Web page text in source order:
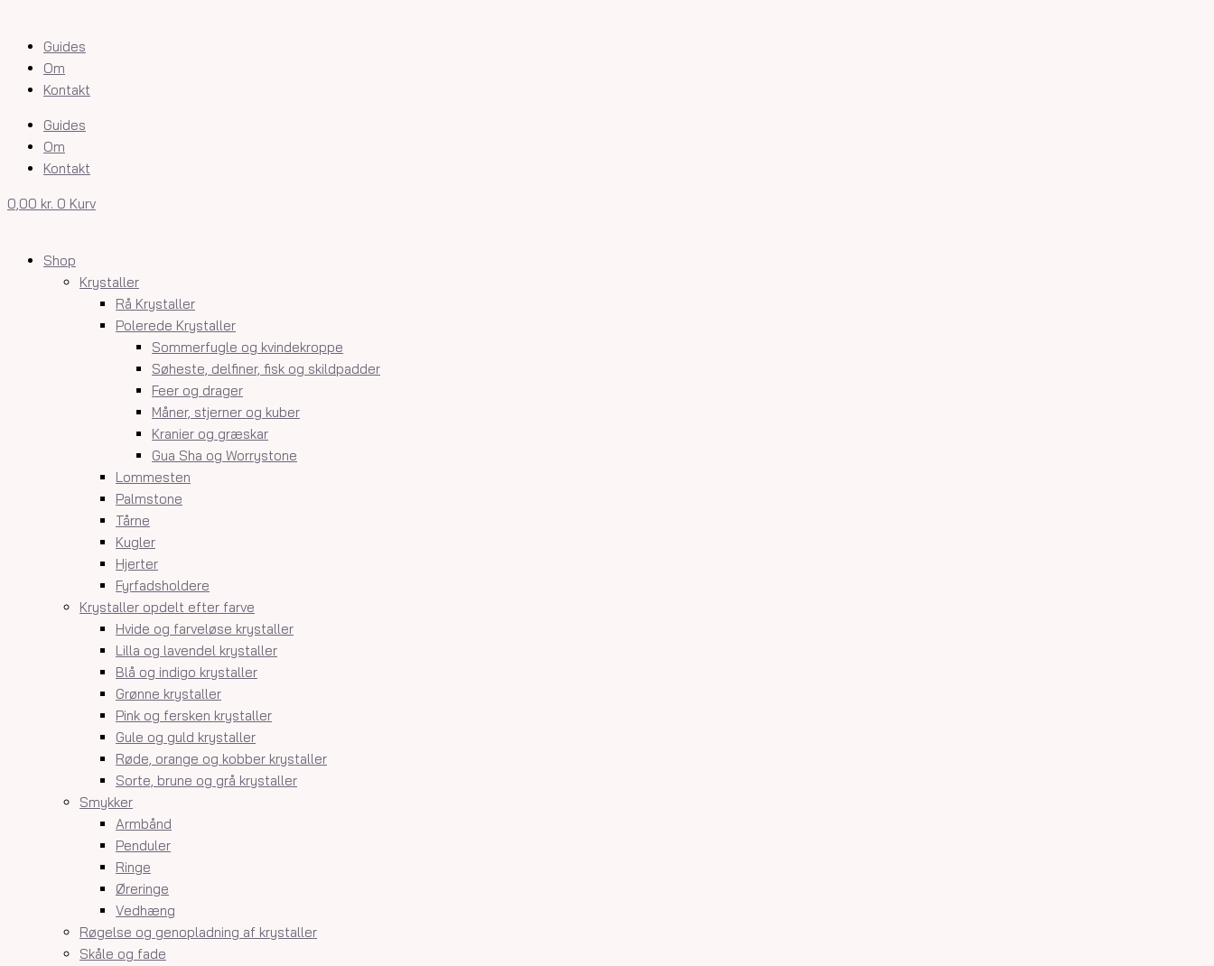
Guides
Om
Kontakt
Guides
Om
Kontakt
0,00 kr. 0 Kurv
Shop
Krystaller
Rå Krystaller
Polerede Krystaller
Sommerfugle og kvindekroppe
Søheste, delfiner, fisk og skildpadder
Feer og drager
Måner, stjerner og kuber
Kranier og græskar
Gua Sha og Worrystone
Lommesten
Palmstone
Tårne
Kugler
Hjerter
Fyrfadsholdere
Krystaller opdelt efter farve
Hvide og farveløse krystaller
Lilla og lavendel krystaller
Blå og indigo krystaller
Grønne krystaller
Pink og fersken krystaller
Gule og guld krystaller
Røde, orange og kobber krystaller
Sorte, brune og grå krystaller
Smykker
Armbånd
Penduler
Ringe
Øreringe
Vedhæng
Røgelse og genopladning af krystaller
Skåle og fade